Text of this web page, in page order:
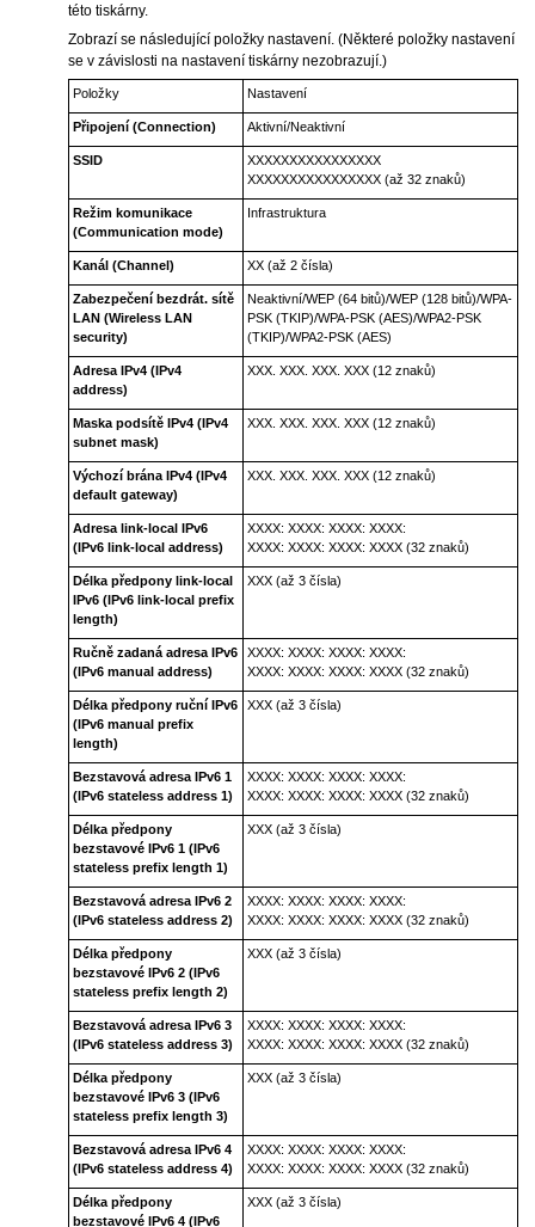
této tiskárny.
Zobrazí se následující položky nastavení. (Některé položky nastavení
se v závislosti na nastavení tiskárnynezobrazují.)
Položky Nastavení
Připojení (Connection) Aktivní/Neaktivní
SSID
XXXXXXXXXXXXXXXX
XXXXXXXXXXXXXXXX (až 32 znaků)
Režim komunikace
(Communication mode)
Infrastruktura
Kanál (Channel) XX (až 2 čísla)
Zabezpečení bezdrát. sítě
LAN (Wireless LAN
security)
Neaktivní/WEP (64 bitů)/WEP (128 bitů)/WPA-
PSK (TKIP)/WPA-PSK (AES)/WPA2-PSK
(TKIP)/WPA2-PSK (AES)
Adresa IPv4 (IPv4
address)
XXX. XXX. XXX. XXX (12 znaků)
Maska podsítě IPv4 (IPv4
subnet mask)
XXX. XXX. XXX. XXX (12 znaků)
Výchozí brána IPv4 (IPv4
default gateway)
XXX. XXX. XXX. XXX (12 znaků)
Adresa link-local IPv6
(IPv6 link-local address)
XXXX: XXXX: XXXX: XXXX:
XXXX: XXXX: XXXX: XXXX (32 znaků)
Délka předpony link-local
IPv6 (IPv6 link-local prefix
length)
XXX (až 3 čísla)
Ručně zadaná adresa IPv6
(IPv6 manual address)
XXXX: XXXX: XXXX: XXXX:
XXXX: XXXX: XXXX: XXXX (32 znaků)
Délka předpony ruční IPv6
(IPv6 manual prefix
length)
XXX (až 3 čísla)
Bezstavová adresa IPv6 1
(IPv6 stateless address 1)
XXXX: XXXX: XXXX: XXXX:
XXXX: XXXX: XXXX: XXXX (32 znaků)
Délka předpony
bezstavové IPv6 1 (IPv6
stateless prefix length 1)
XXX (až 3 čísla)
Bezstavová adresa IPv6 2
(IPv6 stateless address 2)
XXXX: XXXX: XXXX: XXXX:
XXXX: XXXX: XXXX: XXXX (32 znaků)
Délka předpony
bezstavové IPv6 2 (IPv6
stateless prefix length 2)
XXX (až 3 čísla)
Bezstavová adresa IPv6 3
(IPv6 stateless address 3)
XXXX: XXXX: XXXX: XXXX:
XXXX: XXXX: XXXX: XXXX (32 znaků)
Délka předpony
bezstavové IPv6 3 (IPv6
stateless prefix length 3)
XXX (až 3 čísla)
Bezstavová adresa IPv6 4
(IPv6 stateless address 4)
XXXX: XXXX: XXXX: XXXX:
XXXX: XXXX: XXXX: XXXX (32 znaků)
Délka předpony
bezstavové IPv6 4 (IPv6
XXX (až 3 čísla)